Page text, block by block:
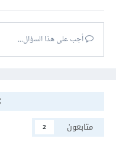
أجب على هذا السؤال...
متابعون
2